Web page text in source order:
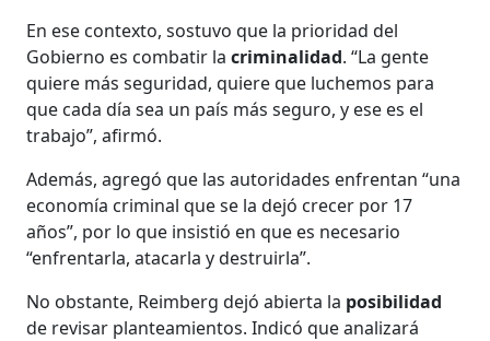
En ese contexto, sostuvo que la prioridad del
Gobierno es combatir lacriminalidad. “La gente
quiere más seguridad, quiere que luchemos para
que cada día sea un país más seguro, y ese es el
trabajo”, afirmó.
Además, agregó que las autoridades enfrentan “una
economía criminal que se la dejó crecer por 17
años”, por lo que insistió en que es necesario
“enfrentarla, atacarla y destruirla”.
No obstante, Reimberg dejó abierta la posibilidad
de revisar planteamientos. Indicó que analizará